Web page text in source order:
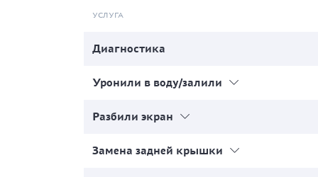
УСЛУГА
Диагностика
Уронили в воду/залили
Разбили экран
Замена задней крышки